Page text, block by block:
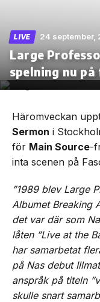
the
content
LIVE 24 september,
Large
spelning nu på
Häromveckan
Sermon i
för Main Source-
inta scenen på
”1989 blev Large
Albumet Breaking
det var där som
låten ”Live at the
har samarbetat
på Nas debut
anspråk på titeln
skulle snart